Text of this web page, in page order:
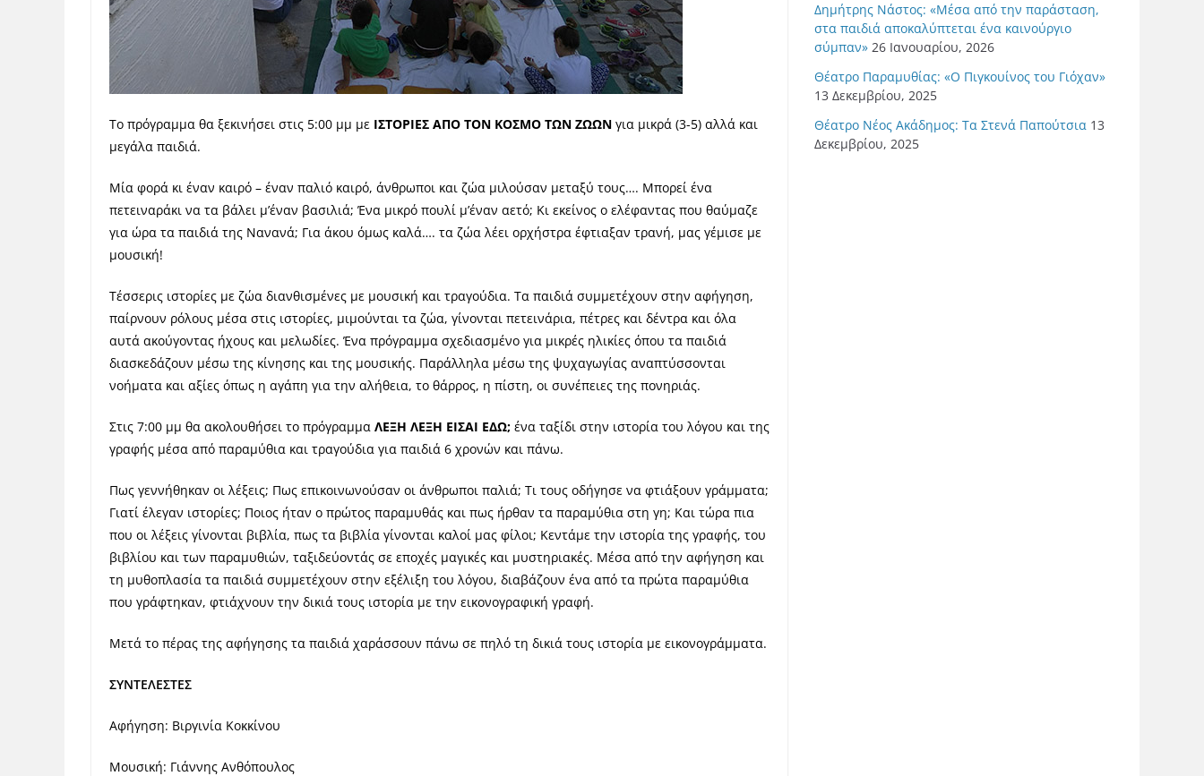
Το πρόγραμμα θα ξεκινήσει στις 5:00 μμ με ΙΣΤΟΡΙΕΣ ΑΠΟ ΤΟΝ ΚΟΣΜΟ ΤΩΝ ΖΩΩΝ για μικρά (3-5) αλλά και
μεγάλα παιδιά.
Μία φορά κι έναν καιρό – έναν παλιό καιρό, άνθρωποι και ζώα μιλούσαν μεταξύ τους…. Μπορεί ένα
πετειναράκι να τα βάλει μ’έναν βασιλιά; Ένα μικρό πουλί μ’έναν αετό; Κι εκείνος ο ελέφαντας που θαύμαζε
για ώρα τα παιδιά της Νανανά; Για άκου όμως καλά…. τα ζώα λέει ορχήστρα έφτιαξαν τρανή, μας γέμισε με
μουσική!
Τέσσερις ιστορίες με ζώα διανθισμένες με μουσική και τραγούδια. Τα παιδιά συμμετέχουν στην αφήγηση,
παίρνουν ρόλους μέσα στις ιστορίες, μιμούνται τα ζώα, γίνονται πετεινάρια, πέτρες και δέντρα και όλα
αυτά ακούγοντας ήχους και μελωδίες. Ένα πρόγραμμα σχεδιασμένο για μικρές ηλικίες όπου τα παιδιά
διασκεδάζουν μέσω της κίνησης και της μουσικής. Παράλληλα μέσω της ψυχαγωγίας αναπτύσσονται
νοήματα και αξίες όπως η αγάπη για την αλήθεια, το θάρρος, η πίστη, οι συνέπειες της πονηριάς.
Στις 7:00 μμ θα ακολουθήσει το πρόγραμμα ΛΕΞΗ ΛΕΞΗ ΕΙΣΑΙ ΕΔΩ; ένα ταξίδι στην ιστορία του λόγου και της
γραφής μέσα από παραμύθια και τραγούδια για παιδιά 6 χρονών και πάνω.
Πως γεννήθηκαν οι λέξεις; Πως επικοινωνούσαν οι άνθρωποι παλιά; Τι τους οδήγησε να φτιάξουν γράμματα;
Γιατί έλεγαν ιστορίες; Ποιος ήταν ο πρώτος παραμυθάς και πως ήρθαν τα παραμύθια στη γη; Και τώρα πια
που οι λέξεις γίνονται βιβλία, πως τα βιβλία γίνονται καλοί μας φίλοι; Κεντάμε την ιστορία της γραφής, του
βιβλίου και των παραμυθιών, ταξιδεύοντάς σε εποχές μαγικές και μυστηριακές. Μέσα από την αφήγηση και
τη μυθοπλασία τα παιδιά συμμετέχουν στην εξέλιξη του λόγου, διαβάζουν ένα από τα πρώτα παραμύθια
που γράφτηκαν, φτιάχνουν την δικιά τους ιστορία με την εικονογραφική γραφή.
Μετά το πέρας της αφήγησης τα παιδιά χαράσσουν πάνω σε πηλό τη δικιά τους ιστορία με εικονογράμματα.
ΣΥΝΤΕΛΕΣΤΕΣ
Αφήγηση: Βιργινία Κοκκίνου
Μουσική: Γιάννης Ανθόπουλος
Δημήτρης Νάστος: «Μέσα από την παράσταση,
στα παιδιά αποκαλύπτεται ένα καινούργιο
σύμπαν» 26 Ιανουαρίου, 2026
Θέατρο Παραμυθίας: «Ο Πιγκουίνος του Γιόχαν»
13 Δεκεμβρίου, 2025
Θέατρο Νέος Ακάδημος: Τα Στενά Παπούτσια 13
Δεκεμβρίου, 2025